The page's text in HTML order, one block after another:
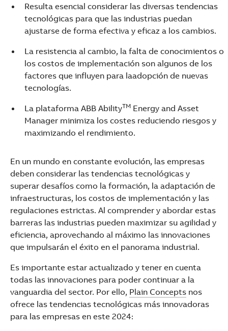
Suggestions
Products
Shopping list preview
Resulta esencial considerar las diversas tendencias
tecnológicas para que las industrias puedan
ajustarse de forma efectiva y eficaz a los cambios.
La resistencia al cambio, la falta de conocimientos o
los costos de implementación son algunos de los
factores que influyen para laadopción de nuevas
tecnologías.
La plataforma ABB AbilityTM Energy and Asset
Manager minimiza los costes reduciendo riesgos y
maximizando el rendimiento.
En un mundo en constante evolución, las empresas
deben considerar las tendencias tecnológicas y
superar desafíos como la formación, la adaptación de
infraestructuras, los costos de implementación y las
regulaciones estrictas. Al comprender y abordar estas
barreras las industrias pueden maximizar su agilidad y
eficiencia, aprovechando al máximo las innovaciones
que impulsarán el éxito en el panorama industrial.
Es importante estar actualizado y tener en cuenta
todas las innovaciones para poder continuar a la
vanguardia del sector. Por ello, Plain Concepts nos
ofrece las tendencias tecnológicas más innovadoras
para las empresas en este 2024: